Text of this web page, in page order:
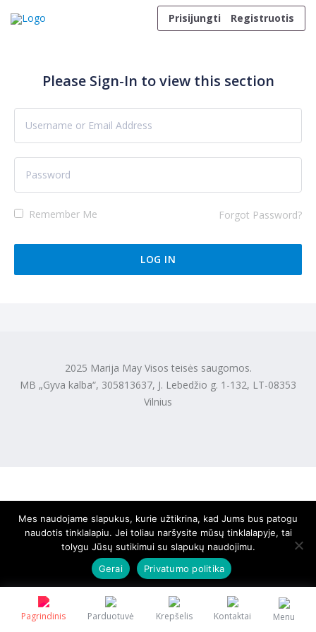
Prisijungti
Registruotis
Pagrindinis Parduotuvė Krepšelis Kontaktai Menu
Please Sign-In to view this section
Remember Me Forgot Password?
2025 Marija May Visos teisės saugomos.
MB „Gyva kalba“, 305813637, J. Lebedžio g. 1-132, LT-08353
Vilnius
Mes naudojame slapukus, kurie užtikrina, kad Jums bus patogu
naudotis tinklalapiu. Jei toliau naršysite mūsų tinklalapyje, tai
tolygu Jūsų sutikimui su slapukų naudojimu.
Gerai
Privatumo politika